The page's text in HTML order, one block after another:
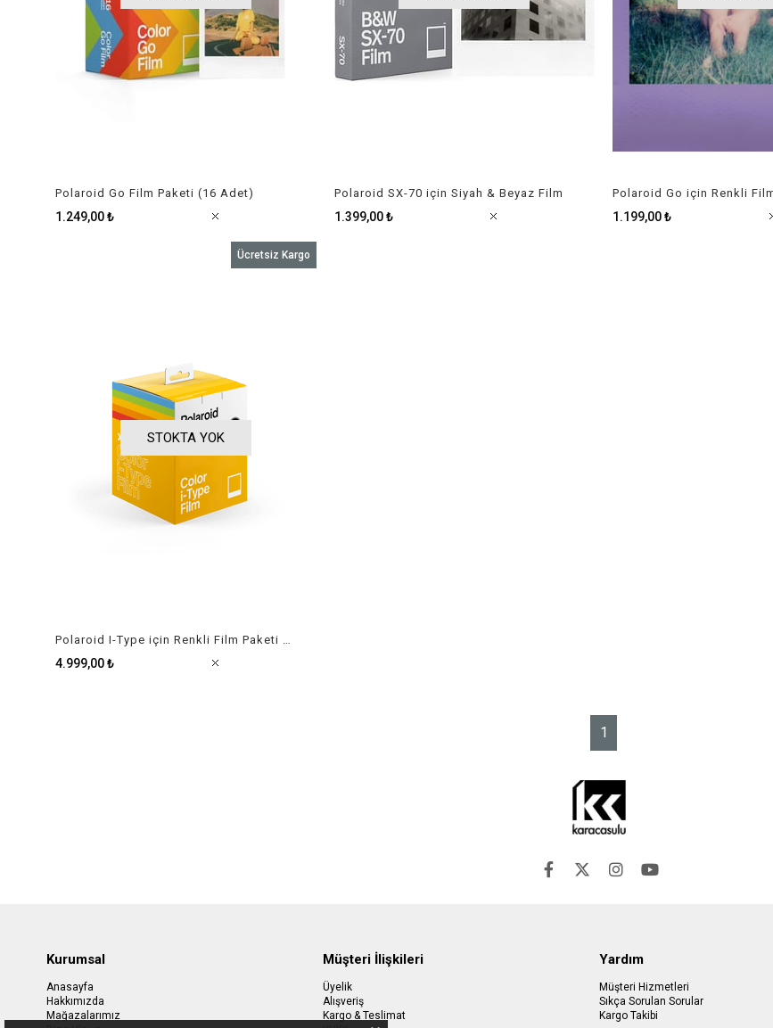
Polaroid Go Film Paketi (16 Adet)
1.249,00 ₺
Polaroid SX-70 için Siyah & Beyaz Film
1.399,00 ₺ 1.199,00 ₺
STOKTA YOK
Polaroid I-Type için Renkli Film Paketi (40 Adet)
4.999,00 ₺
Ücretsiz Kargo
1
Kurumsal
Anasayfa
Hakkımızda
Mağazalarımız
Müşteri İlişkileri
Üyelik
Alışveriş
Kargo & Teslimat
Yardım
Müşteri Hizmetleri
Sıkça Sorulan Sorular
Kargo Takibi